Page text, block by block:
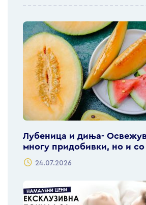
Лубеница и диња-
многу придобивки, но и со
24.07.2026